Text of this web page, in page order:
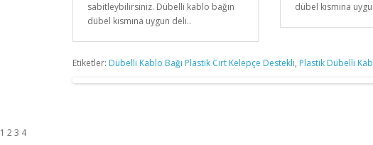
sabitleybilirsiniz. Dübelli kablo bağın
dübel kısmına uygun deli..
dübel kısmına
Etiketler: Dübelli Kablo Bağı Plastik Cırt Kelepçe Destekli, Plastik Dübelli
1 2 3 4